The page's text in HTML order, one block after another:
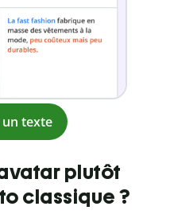
texte
plutôt
classique ?